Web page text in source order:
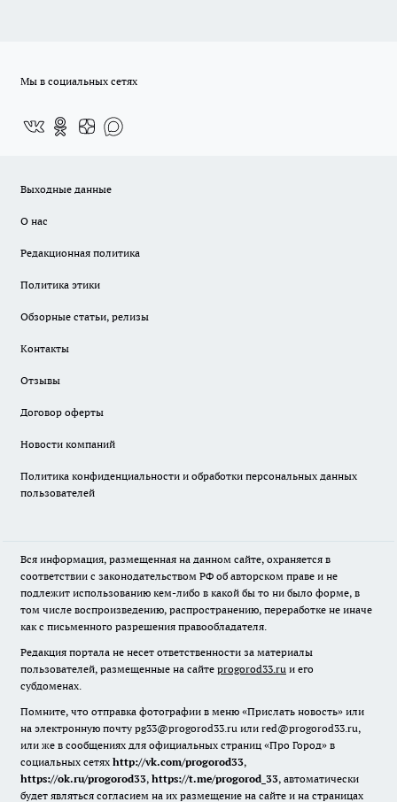
Мы в социальных сетях
Выходные данные
О нас
Редакционная политика
Политика этики
Обзорные статьи, релизы
Контакты
Отзывы
Договор оферты
Новости компаний
Политика конфиденциальности и обработки персональных данных
пользователей
Вся информация, размещенная на данном сайте, охраняется в
соответствии с законодательством РФ об авторском праве и не
подлежит использованию кем-либо в какой бы то ни было форме, в
том числе воспроизведению, распространению, переработке не иначе
как с письменного разрешения правообладателя.
Редакция портала не несет ответственности за материалы
пользователей, размещенные на сайте progorod33.ru и его
субдоменах.
Помните, что отправка фотографии в меню «Прислать новость» или
на электронную почту pg33@progorod33.ru или red@progorod33.ru,
или же в сообщениях для официальных страниц «Про Город» в
социальных сетях http://vk.com/progorod33,
https://ok.ru/progorod33, https://t.me/progorod_33, автоматически
будет являться согласием на их размещение на сайте и на страницах